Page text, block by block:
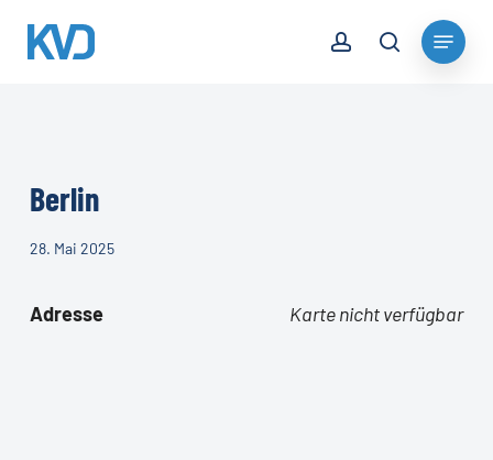
search
Menu
Berlin
28. Mai 2025
Karte nicht verfügbar
Adresse
Close